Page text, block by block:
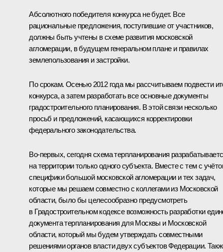
Абсолютного победителя конкурса не будет. Все
рациональные предложения, поступившие от участников,
должны быть учтены в схеме развития московской
агломерации, в будущем генеральном плане и правилах
землепользования и застройки.
По срокам. Осенью 2012 года мы рассчитываем подвести
конкурса, а затем разработать все основные документы
градостроительного планирования. В этой связи несколько
просьб и предложений, касающихся корректировки
федерального законодательства.
Во‑первых, сегодня схема терпланирования
на территории только одного субъекта. Вместе с тем с
специфики большой московской агломерации и тех задач,
которые мы решаем совместно с коллегами из Московской
области, было бы целесообразно предусмотреть
в Градостроительном кодексе возможность разработки
документа терпланирования для Москвы и Московской
области, который мы будем утверждать совместными
решениями органов власти двух субъектов Федерации.